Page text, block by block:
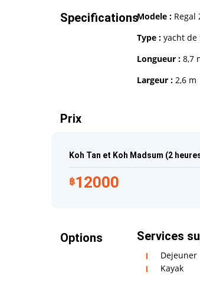
sur l'eau a 60 km/h. Vous allez
Que faut-il apporter
Protection solaire
Lunettes de soleil
Appareil photo
SpecificationsModele :Regal
Type :yacht de
Longueur :8,7
Largeur :2,6 m
Prix
Koh Tan et Koh Madsum (2
฿12000
Options Services
Dejeuner
Kayak